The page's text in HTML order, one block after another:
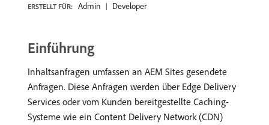
ERSTELLT FÜR: Admin Developer
Einführung
Inhaltsanfragen umfassen an AEM Sites gesendete
Anfragen. Diese Anfragen werden über Edge Delivery
Services oder vom Kunden bereitgestellte Caching-
Systeme wie ein Content Delivery Network (CDN)